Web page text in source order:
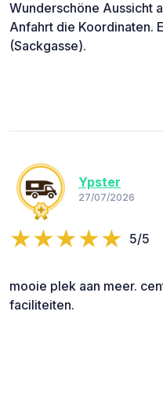
Wunderschöne Aussicht
Anfahrt die Koordinaten.
(Sackgasse).
Ypster
27/07/2026
5/5
mooie plek aan meer.
faciliteiten.